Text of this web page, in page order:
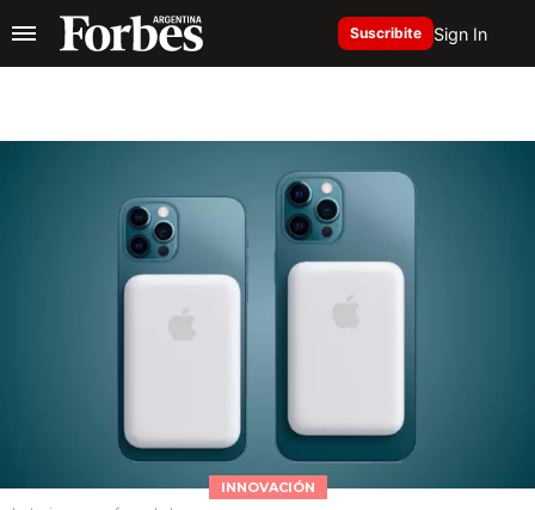
Suscribite Sign In
INNOVACIÓN